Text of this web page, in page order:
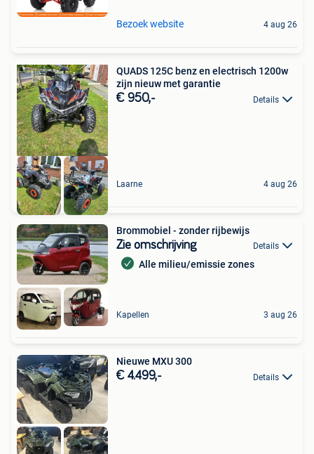
Bezoek website 4 aug 26
QUADS 125C benz en electrisch 1200w
zijn nieuw met garantie
€ 950,- Details
Laarne 4 aug 26
Brommobiel - zonder rijbewijs
Zie omschrijving Details
Alle milieu/emissie zones
Kapellen 3 aug 26
Nieuwe MXU 300
€ 4.499,- Details